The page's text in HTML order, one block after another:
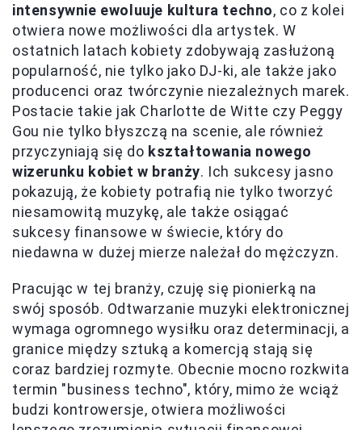
intensywnie ewoluuje kultura techno, co z kolei
otwiera nowe możliwości dla artystek. W
ostatnich latach kobiety zdobywają zasłużoną
popularność, nie tylko jako DJ-ki, ale także jako
producenci oraz twórczynie niezależnych marek.
Postacie takie jak Charlotte de Witte czy Peggy
Gou nie tylko błyszczą na scenie, ale również
przyczyniają się do kształtowania nowego
wizerunku kobiet w branży. Ich sukcesy jasno
pokazują, że kobiety potrafią nie tylko tworzyć
niesamowitą muzykę, ale także osiągać
sukcesy finansowe w świecie, który do
niedawna w dużej mierze należał do mężczyzn.
Pracując w tej branży, czuję się pionierką na
swój sposób. Odtwarzanie muzyki elektronicznej
wymaga ogromnego wysiłku oraz determinacji, a
granice między sztuką a komercją stają się
coraz bardziej rozmyte. Obecnie mocno rozkwita
termin "business techno", który, mimo że wciąż
budzi kontrowersje, otwiera możliwości